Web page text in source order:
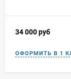
34 000руб